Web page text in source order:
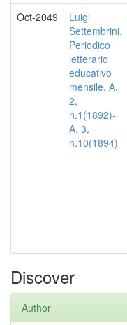
Oct-2049
Luigi
Settembrini.
Periodico
letterario
educativo
mensile. A.
2,
n.1(1892)-
A. 3,
n.10(1894)
Discover
Author